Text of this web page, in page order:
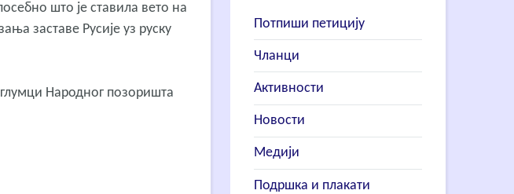
што је ставила вето на
заставе Русије уз руску
Народног позоришта
Потпиши петицију
Чланци
Активности
Новости
Медији
Подршка и плакати